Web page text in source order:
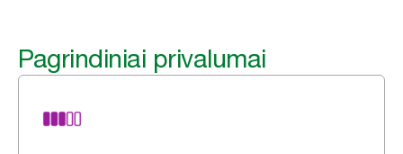
Pagrindiniai privalumai